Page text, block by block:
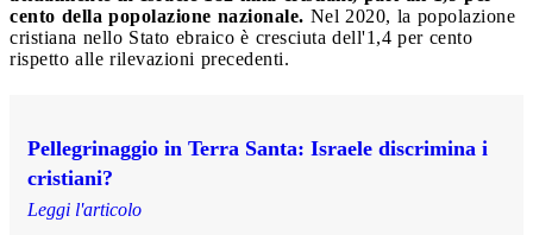
cento della popolazione nazionale. Nel 2020, la popolazione
cristiana nello Stato ebraico è cresciuta dell'1,4 per cento
rispetto alle rilevazioni precedenti.
Pellegrinaggio in Terra Santa: Israele discrimina i
cristiani?
Leggi l'articolo